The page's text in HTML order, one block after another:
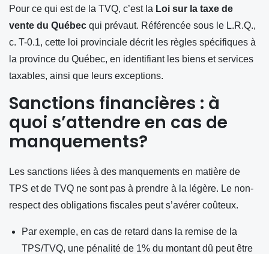
Pour ce qui est de la TVQ, c’est la Loi sur la taxe de
vente du Québec qui prévaut. Référencée sous le L.R.Q.,
c. T-0.1, cette loi provinciale décrit les règles spécifiques à
la province du Québec, en identifiant les biens et services
taxables, ainsi que leurs exceptions.
Sanctions financières : à
quoi s’attendre en cas de
manquements?
Les sanctions liées à des manquements en matière de
TPS et de TVQ ne sont pas à prendre à la légère. Le non-
respect des obligations fiscales peut s’avérer coûteux.
Par exemple, en cas de retard dans la remise de la
TPS/TVQ, une pénalité de 1% du montant dû peut être